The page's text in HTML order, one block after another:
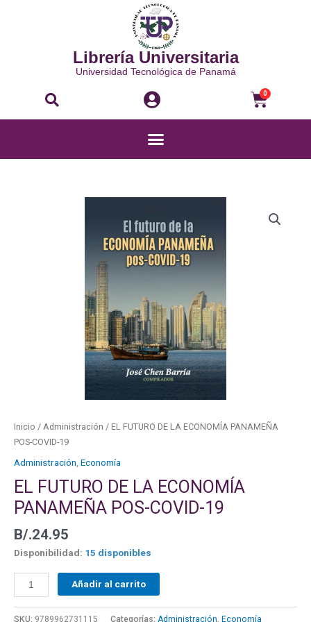
Librería Universitaria
Universidad Tecnológica de Panamá
Buscar 0
Menú
Inicio / Administración / EL FUTURO DE LA ECONOMÍA PANAMEÑA
POS-COVID-19
Administración Economía
EL FUTURO DE LA ECONOMÍA
PANAMEÑA POS-COVID-19
B/.24.95
Disponibilidad: 15 disponibles
Añadir al carrito
SKU: 9789962731115 Categorías: Administración, Economía